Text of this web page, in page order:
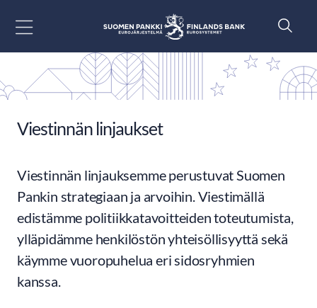
Viestinnän linjaukset
Viestinnän linjauksemme perustuvat Suomen
Pankin strategiaan ja arvoihin. Viestimällä
edistämme politiikkatavoitteiden toteutumista,
ylläpidämme henkilöstön yhteisöllisyyttä sekä
käymme vuoropuhelua eri sidosryhmien
kanssa.